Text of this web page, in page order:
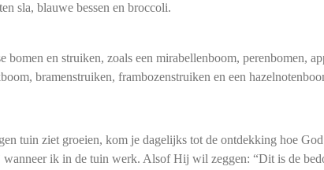
sla, blauwe bessen en broccoli.
bomen en struiken, zoals een mirabellenboom, perenbomen,
bramenstruiken, frambozenstruiken en een
tuin ziet groeien, kom je dagelijks tot de ontdekking hoe
ik in de tuin werk. Alsof Hij wil zeggen: “Dit is de